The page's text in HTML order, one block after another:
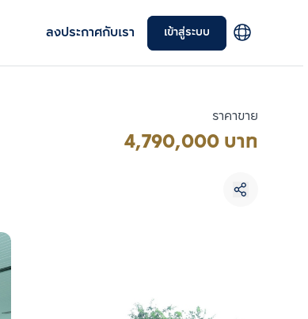
ลงประกาศกับเรา เข้าสู่ระบบ
ราคาขาย
4,790,000 บาท
เปรียบเทียบ
รายการ